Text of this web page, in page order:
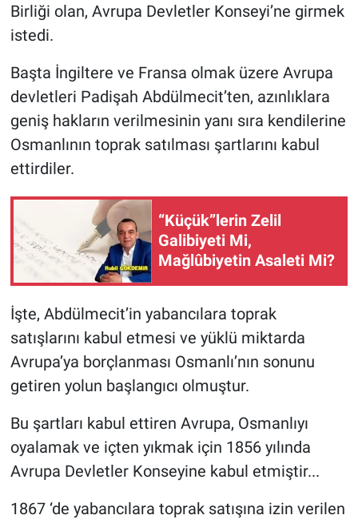
Birliği olan, Avrupa Devletler Konseyi’ne girmek
istedi.
Başta İngiltere ve Fransa olmak üzere Avrupa
devletleri Padişah Abdülmecit’ten, azınlıklara
geniş hakların verilmesinin yanı sıra kendilerine
Osmanlının toprak satılması şartlarını kabul
ettirdiler.
“Küçük”lerin Zelil
Galibiyeti Mi,
Mağlûbiyetin Asaleti Mi?
İşte, Abdülmecit’in yabancılara toprak
satışlarını kabul etmesi ve yüklü miktarda
Avrupa’ya borçlanması Osmanlı’nın sonunu
getiren yolun başlangıcı olmuştur.
Bu şartları kabul ettiren Avrupa, Osmanlıyı
oyalamak ve içten yıkmak için 1856 yılında
Avrupa Devletler Konseyine kabul etmiştir...
1867 ‘de yabancılara toprak satışına izin verilen